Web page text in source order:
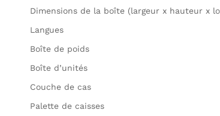
Dimensions de la boîte (largeur x hauteur x
Langues
Boîte de poids
Boîte d’unités
Couche de cas
Palette de caisses